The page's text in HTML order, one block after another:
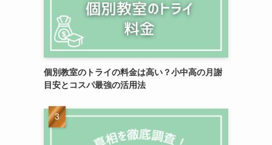
個別教室のトライの料金は高い？小中高の月謝
目安とコスパ最強の活用法